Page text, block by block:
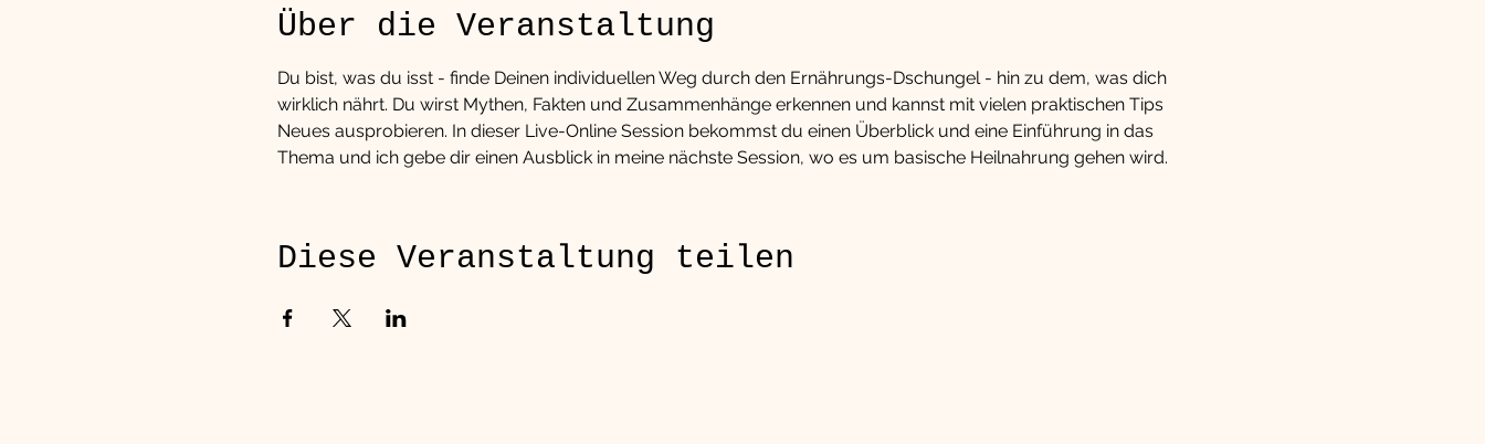
Über die Veranstaltung
Du bist, was du isst - finde Deinen individuellen Weg durch den Ernährungs-Dschungel - hin zu dem, was dich
wirklich nährt. Du wirst Mythen, Fakten und Zusammenhänge erkennen und kannst mit vielen praktischen Tips
Neues ausprobieren. In dieser Live-Online Session bekommst du einen Überblick und eine Einführung in das
Thema und ich gebe dir einen Ausblick in meine nächste Session, wo es um basische Heilnahrung gehen wird.
Diese Veranstaltung teilen